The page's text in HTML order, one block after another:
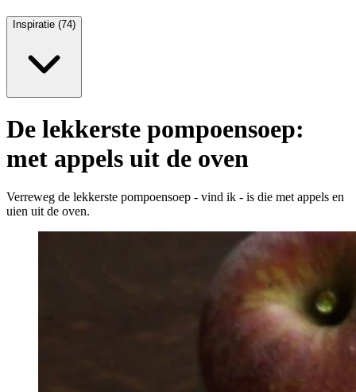
Inspiratie (74)
De lekkerste pompoensoep:
met appels uit de oven
Verreweg de lekkerste pompoensoep - vind ik - is die met appels en
uien uit de oven.